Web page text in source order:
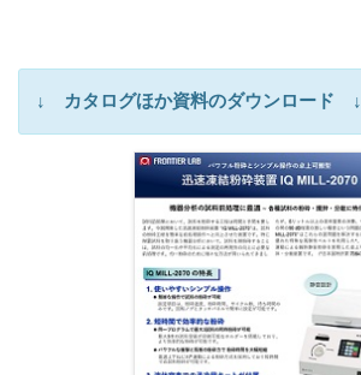
↓ カタログほか資料のダウンロード ↓